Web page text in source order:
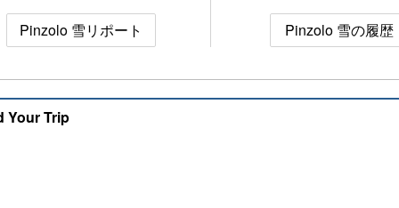
Pinzolo 雪リポート Pinzolo 雪の履歴
Your Trip